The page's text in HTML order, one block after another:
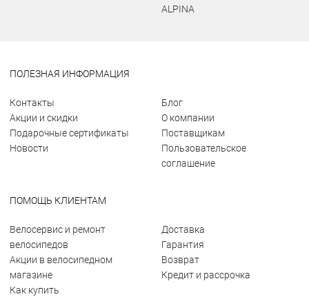
ALPINA
ПОЛЕЗНАЯ ИНФОРМАЦИЯ
Контакты
Акции и скидки
Подарочные сертификаты
Новости
Блог
О компании
Поставщикам
Пользовательское
соглашение
ПОМОЩЬ КЛИЕНТАМ
Велосервис и ремонт
велосипедов
Акции в велосипедном
магазине
Как купить
Доставка
Гарантия
Возврат
Кредит и рассрочка